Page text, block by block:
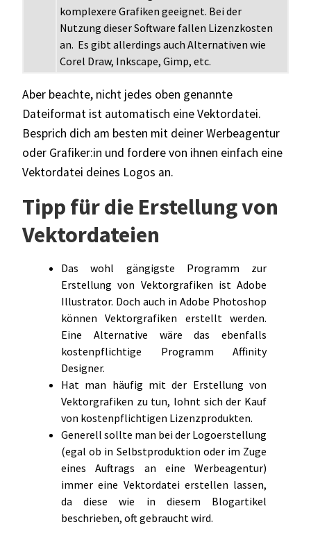
komplexere Grafiken geeignet. Bei der
Nutzung dieser Software fallen Lizenzkosten
an. Es gibt allerdings auch Alternativen wie
Corel Draw, Inkscape, Gimp, etc.
Aber beachte, nicht jedes oben genannte
Dateiformat ist automatisch eine Vektordatei.
Besprich dich am besten mit deiner Werbeagentur
oder Grafiker:in und fordere von ihnen einfach eine
Vektordatei deines Logos an.
Tipp für die Erstellung von
Vektordateien
Das wohl gängigste Programm zur
Erstellung von Vektorgrafiken ist Adobe
Illustrator. Doch auch in Adobe Photoshop
können Vektorgrafiken erstellt werden.
Eine Alternative wäre das ebenfalls
kostenpflichtige Programm Affinity
Designer.
Hat man häufig mit der Erstellung von
Vektorgrafiken zu tun, lohnt sich der Kauf
von kostenpflichtigen Lizenzprodukten.
Generell sollte man bei der Logoerstellung
(egal ob in Selbstproduktion oder im Zuge
eines Auftrags an eine Werbeagentur)
immer eine Vektordatei erstellen lassen,
da diese wie in diesem Blogartikel
beschrieben, oft gebraucht wird.